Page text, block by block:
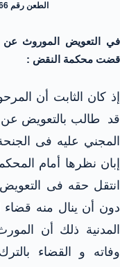
الطعن رقم 1466 لسنة 48 ق ، جلسة 23/1/ 1981
في التعويض الموروث عن
قضت محكمة النقض :
إذ كان الثابت أن
قد طالب بالتعويض عن
إبان نظرها أمام
انتقل حقه فى
دون أن ينال منه قضاء
المدنية ذلك أن